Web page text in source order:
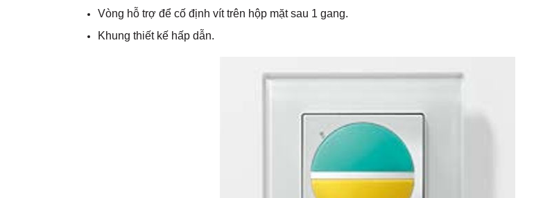
Vòng hỗ trợ để cố định vít trên hộp mặt sau 1 gang.
Khung thiết kế hấp dẫn.